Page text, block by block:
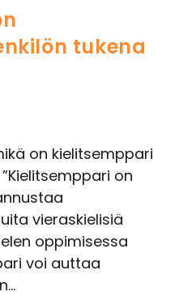
tukena
on kielitsemppari
on
vieraskielisiä
oppimisessa
voi auttaa